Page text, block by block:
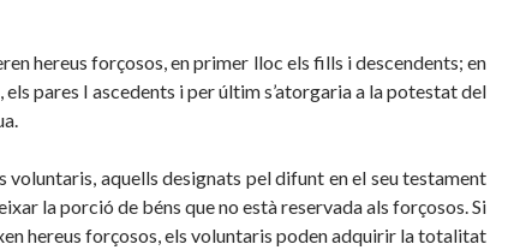
hereus forçosos, en primer lloc els fills i descendents; en
els pares I ascedents i per últim s’atorgaria a la potestat del
voluntaris, aquells designats pel difunt en el seu testament
la porció de béns que no està reservada als forçosos. Si
hereus forçosos, els voluntaris poden adquirir la totalitat